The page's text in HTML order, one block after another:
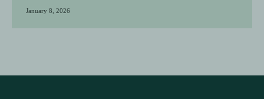
January 8, 2026